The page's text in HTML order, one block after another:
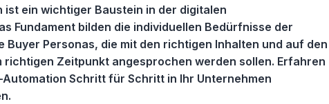
ist ein wichtiger Baustein in der digitalen
Fundament bilden die individuellen Bedürfnisse der
Buyer Personas, die mit den richtigen Inhalten und auf den
richtigen Zeitpunkt angesprochen werden sollen. Erfahren
Automation Schritt für Schritt in Ihr Unternehmen